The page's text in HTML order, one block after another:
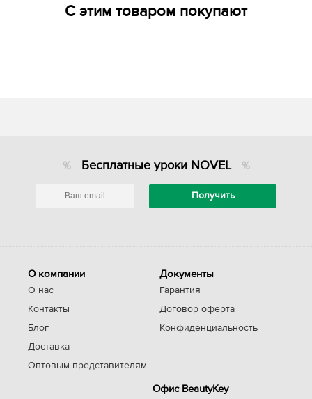
С этим товаром покупают
Бесплатные уроки NOVEL
О компании
О нас
Контакты
Блог
Доставка
Оптовым представителям
Документы
Гарантия
Договор оферта
Конфиденциальность
Офис BeautyKey